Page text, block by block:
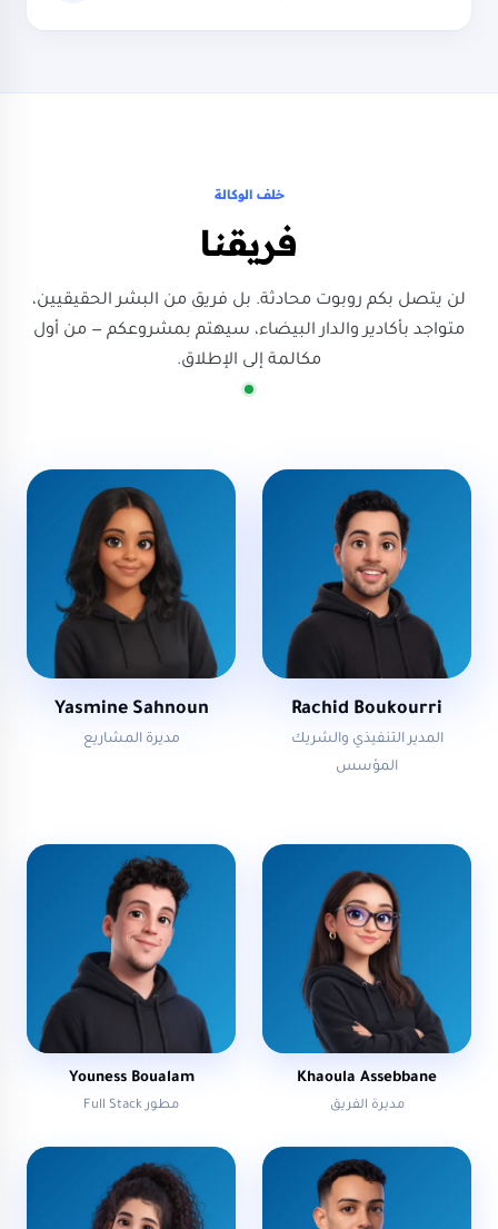
خلف الوكالة
فريقنا
لن يتصل بكم روبوت محادثة. بل فريق من البشر الحقيقيين،
متواجد بأكادير والدار البيضاء، سيهتم بمشروعكم — من أول
مكالمة إلى الإطلاق.
Rachid Boukourri
المدير التنفيذي والشريك
المؤسس
Yasmine Sahnoun
مديرة المشاريع
Khaoula Assebbane
مديرة الفريق
Youness Boualam
مطور Full Stack